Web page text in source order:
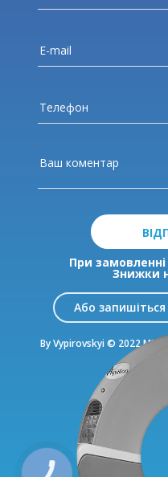
При
Знижки
Або
By Vypirovskyi © 2022